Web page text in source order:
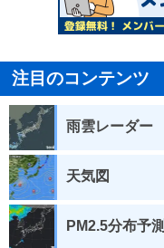
注目のコンテンツ
雨雲レーダー
天気図
PM2.5分布予測